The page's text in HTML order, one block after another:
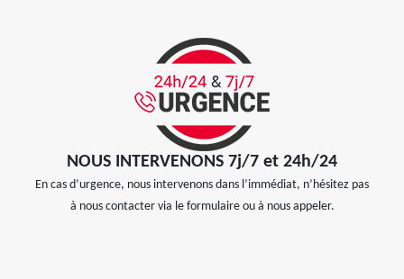
NOUS INTERVENONS 7j/7 et 24h/24
En cas d’urgence, nous intervenons dans l’immédiat, n’hésitez pas
à nous contacter via le formulaire ou à nous appeler.